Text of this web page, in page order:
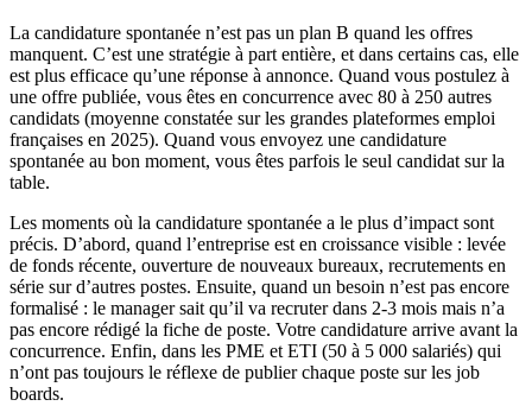
La candidature spontanée n’est pas un plan B quand les offres
manquent. C’est une stratégie à part entière, et dans certains cas, elle
est plus efficace qu’une réponse à annonce. Quand vous postulez à
une offre publiée, vous êtes en concurrence avec 80 à 250 autres
candidats (moyenne constatée sur les grandes plateformes emploi
françaises en 2025). Quand vous envoyez une candidature
spontanée au bon moment, vous êtes parfois le seul candidat sur la
table.
Les moments où la candidature spontanée a le plus d’impact sont
précis. D’abord, quand l’entreprise est en croissance visible : levée
de fonds récente, ouverture de nouveaux bureaux, recrutements en
série sur d’autres postes. Ensuite, quand un besoin n’est pas encore
formalisé : le manager sait qu’il va recruter dans 2-3 mois mais n’a
pas encore rédigé la fiche de poste. Votre candidature arrive avant la
concurrence. Enfin, dans les PME et ETI (50 à 5 000 salariés) qui
n’ont pas toujours le réflexe de publier chaque poste sur les job
boards.